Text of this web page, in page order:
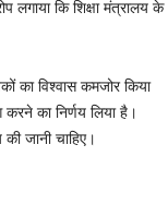
लगाया कि शिक्षा मंत्रालय के
का विश्वास कमजोर किया
का निर्णय लिया है।
जानी चाहिए।